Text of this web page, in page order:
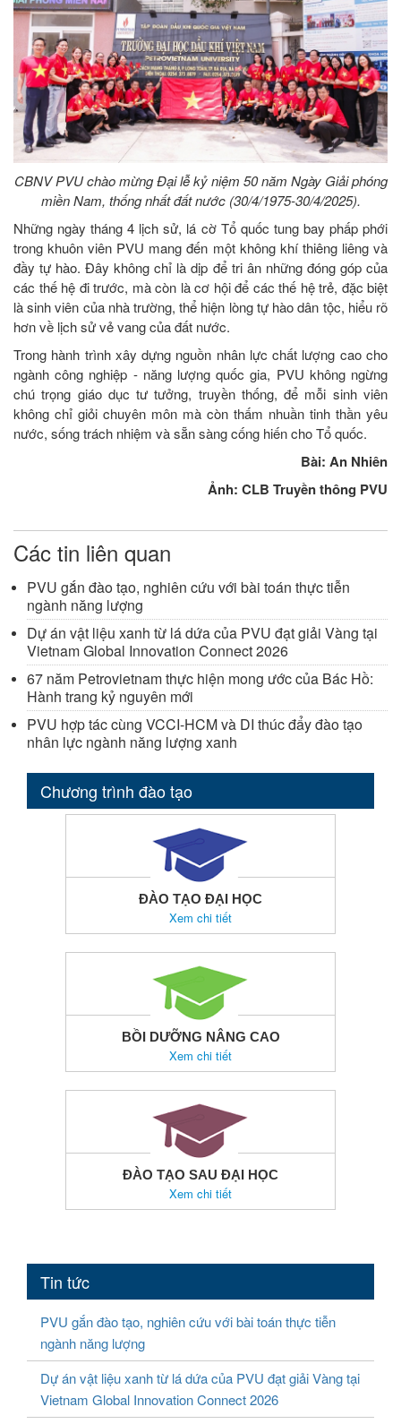
CBNV PVU chào mừng Đại lễ kỷ niệm 50 năm Ngày Giải phóng
miền Nam, thống nhất đất nước (30/4/1975-30/4/2025).
Những ngày tháng 4 lịch sử, lá cờ Tổ quốc tung bay phấp phới
trong khuôn viên PVU mang đến một không khí thiêng liêng và
đầy tự hào. Đây không chỉ là dịp để tri ân những đóng góp của
các thế hệ đi trước, mà còn là cơ hội để các thế hệ trẻ, đặc biệt
là sinh viên của nhà trường, thể hiện lòng tự hào dân tộc, hiểu rõ
hơn về lịch sử vẻ vang của đất nước.
Trong hành trình xây dựng nguồn nhân lực chất lượng cao cho
ngành công nghiệp - năng lượng quốc gia, PVU không ngừng
chú trọng giáo dục tư tưởng, truyền thống, để mỗi sinh viên
không chỉ giỏi chuyên môn mà còn thấm nhuần tinh thần yêu
nước, sống trách nhiệm và sẵn sàng cống hiến cho Tổ quốc.
Bài: An Nhiên
Ảnh: CLB Truyền thông PVU
Các tin liên quan
PVU gắn đào tạo, nghiên cứu với bài toán thực tiễn
ngành năng lượng
Dự án vật liệu xanh từ lá dứa của PVU đạt giải Vàng tại
Vietnam Global Innovation Connect 2026
67 năm Petrovietnam thực hiện mong ước của Bác Hồ:
Hành trang kỷ nguyên mới
PVU hợp tác cùng VCCI-HCM và DI thúc đẩy đào tạo
nhân lực ngành năng lượng xanh
Chương trình đào tạo
ĐÀO TẠO ĐẠI HỌC
Xem chi tiết
BỒI DƯỠNG NÂNG CAO
Xem chi tiết
ĐÀO TẠO SAU ĐẠI HỌC
Xem chi tiết
Tin tức
PVU gắn đào tạo, nghiên cứu với bài toán thực tiễn
ngành năng lượng
Dự án vật liệu xanh từ lá dứa của PVU đạt giải Vàng tại
Vietnam Global Innovation Connect 2026